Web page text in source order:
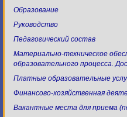
Образование
Руководство
Педагогический состав
Материально-техническое
образовательного процесса.
Платные образовательные
Финансово-хозяйственная
Вакантные места для приема